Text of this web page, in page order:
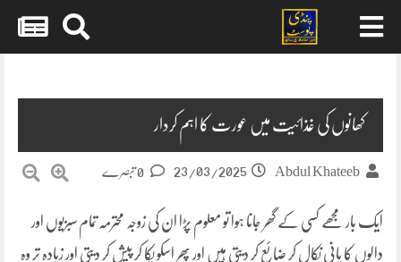
کھانوں کی غذائیت میں عورت کا اہم کردار
Abdul Khateeb
23/03/2025
ایک بار مجھے کسی کے گھر جانا ہوا تو معلوم پڑا ان کی زوجہ محترمہ تمام سبزیوں اور
دالوں کا پانی نکال کر ضائع کر دیتی ہیں اور پھر اسکو پکا کر پیش کر دیتی اور زیادہ تر وہ